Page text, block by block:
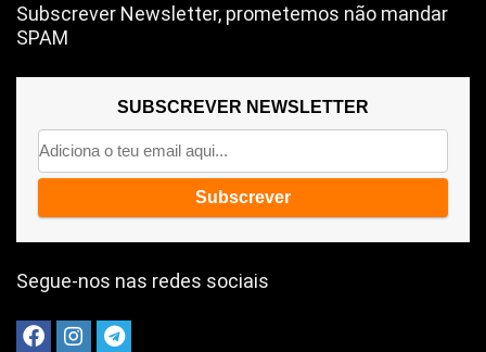
Subscrever Newsletter, prometemos não mandar
SPAM
SUBSCREVER NEWSLETTER
Segue-nos nas redes sociais